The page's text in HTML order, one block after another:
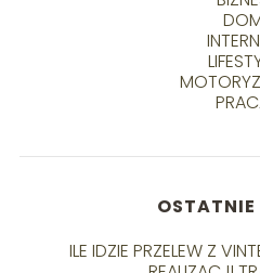
ILE IDZIE PRZELEW Z